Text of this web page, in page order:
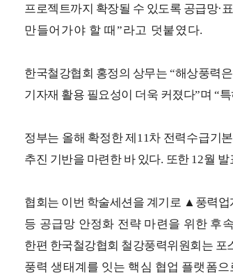
프로젝트까지 확장될 수 있도록 공급망·
만들어가야 할 때 ”라고 덧붙였다.
한국철강협회 홍정의 상무는 “해상풍력은
기자재 활용 필요성이 더욱 커졌다”며 “
정부는 올해 확정한 제 11차 전력수급기
추진 기반을 마련한 바 있다. 또한 12월 발
협회는 이번 학술세션을 계기로 ▲ 풍력업
등 공급망 안정화 전략 마련을 위한 후
한편 한국철강협회 철강풍력위원회는 포
풍력 생태계를 잇는 핵심 협업 플랫폼